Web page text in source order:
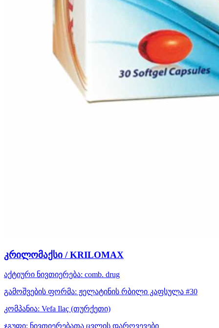
კრილომაქსი / KRILOMAX
აქტიური ნივთიერება: comb. drug
გამოშვების ფორმა: ჟელატინის რბილი კაფსულა #30
კომპანია: Vefa Ilaҫ (თურქეთი)
ჯგუფი: ნივთიერებათა ცვლის დარღვევები